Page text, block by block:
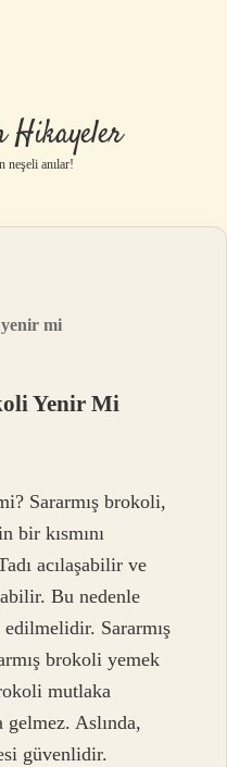
Hikayeler
neşeli anılar!
yenir mi
Yenir Mi
Sararmış brokoli,
bir kısmını
acılaşabilir ve
Bu nedenle
Sararmış
brokoli yemek
mutlaka
gelmez. Aslında,
güvenlidir.